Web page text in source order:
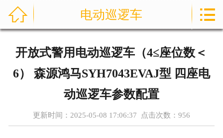
产品中心
成功案例
资讯中心
 电动巡逻车 
开放式警用电动巡逻车（4≤座位数＜
6） 森源鸿马SYH7043EVAJ型 四座电
动巡逻车参数配置
更新时间：2025-05-08 17:06:37 点击次数： 956